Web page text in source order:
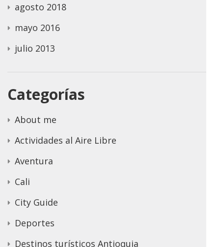
agosto 2018
mayo 2016
julio 2013
Categorías
About me
Actividades al Aire Libre
Aventura
Cali
City Guide
Deportes
Destinos turísticos Antioquia